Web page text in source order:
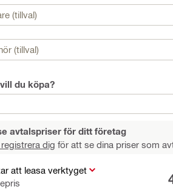
(tillval)
(tillval)
du köpa?
avtalspriser för ditt företag
dig för att se dina priser som
att leasa verktyget